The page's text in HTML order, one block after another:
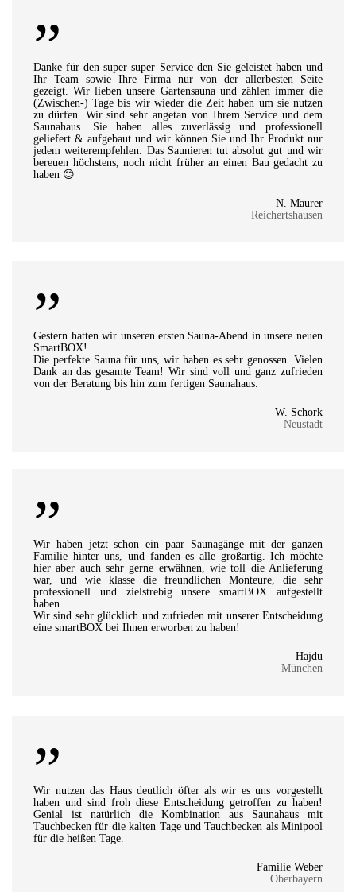
”
Danke für den super super Service den Sie geleistet haben und
Ihr Team sowie Ihre Firma nur von der allerbesten Seite
gezeigt. Wir lieben unsere Gartensauna und zählen immer die
(Zwischen-) Tage bis wir wieder die Zeit haben um sie nutzen
zu dürfen. Wir sind sehr angetan von Ihrem Service und dem
Saunahaus. Sie haben alles zuverlässig und professionell
geliefert & aufgebaut und wir können Sie und Ihr Produkt nur
jedem weiterempfehlen. Das Saunieren tut absolut gut und wir
bereuen höchstens, noch nicht früher an einen Bau gedacht zu
haben 😊
N. Maurer
Reichertshausen
”
Gestern hatten wir unseren ersten Sauna-Abend in unsere neuen
SmartBOX!
Die perfekte Sauna für uns, wir haben es sehr genossen. Vielen
Dank an das gesamte Team! Wir sind voll und ganz zufrieden
von der Beratung bis hin zum fertigen Saunahaus.
W. Schork
Neustadt
”
Wir haben jetzt schon ein paar Saunagänge mit der ganzen
Familie hinter uns, und fanden es alle großartig. Ich möchte
hier aber auch sehr gerne erwähnen, wie toll die Anlieferung
war, und wie klasse die freundlichen Monteure, die sehr
professionell und zielstrebig unsere smartBOX aufgestellt
haben.
Wir sind sehr glücklich und zufrieden mit unserer Entscheidung
eine smartBOX bei Ihnen erworben zu haben!
Hajdu
München
”
Wir nutzen das Haus deutlich öfter als wir es uns vorgestellt
haben und sind froh diese Entscheidung getroffen zu haben!
Genial ist natürlich die Kombination aus Saunahaus mit
Tauchbecken für die kalten Tage und Tauchbecken als Minipool
für die heißen Tage.
Familie Weber
Oberbayern